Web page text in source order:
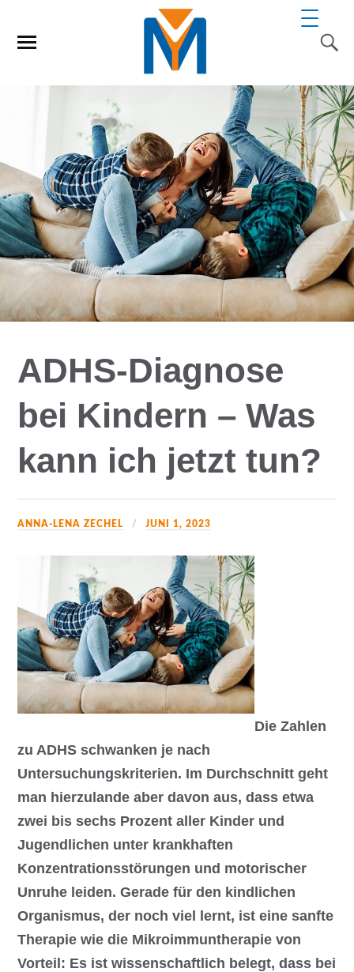
ADHS-Diagnose
bei Kindern – Was
kann ich jetzt tun?
ANNA-LENA ZECHEL JUNI 1, 2023
Die Zahlen
zu ADHS schwanken je nach
Untersuchungskriterien. Im Durchschnitt geht
man hierzulande aber davon aus, dass etwa
zwei bis sechs Prozent aller Kinder und
Jugendlichen unter krankhaften
Konzentrationsstörungen und motorischer
Unruhe leiden. Gerade für den kindlichen
Organismus, der noch viel lernt, ist eine sanfte
Therapie wie die Mikroimmuntherapie von
Vorteil: Es ist wissenschaftlich belegt, dass bei